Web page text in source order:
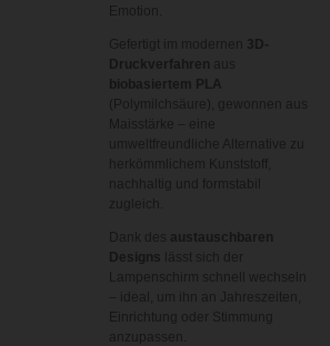
Emotion.
Gefertigt im modernen
3D-
Druckverfahren
biobasiertem PLA
(Polymilchsäure), gewonnen aus
Maisstärke – eine
umweltfreundliche Alternative zu
herkömmlichem Kunststoff,
nachhaltig und formstabil
zugleich.
Dank des austauschbaren
Designs lässt sich der
Lampenschirm schnell wechseln
– ideal, um ihn an Jahreszeiten,
Einrichtung oder Stimmung
anzupassen.